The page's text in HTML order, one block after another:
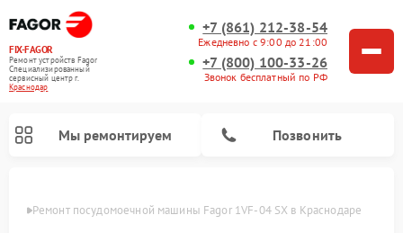
FIX-FAGOR
Ремонт устройств Fagor
Специализированный
cервисный центр г.
Краснодар
+7 (861) 212-38-54
Ежедневно с 9:00 до 21:00
+7 (800) 100-33-26
Звонок бесплатный по РФ
Мы ремонтируем Позвонить
Ремонт посудомоечной машины Fagor 1VF-04 SX в Краснодаре